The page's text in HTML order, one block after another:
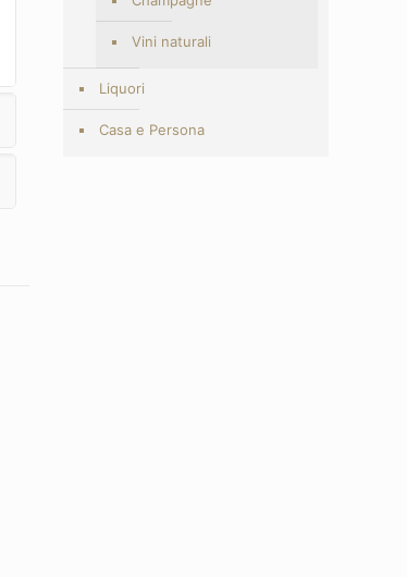
Vini naturali
Liquori
Casa e Persona